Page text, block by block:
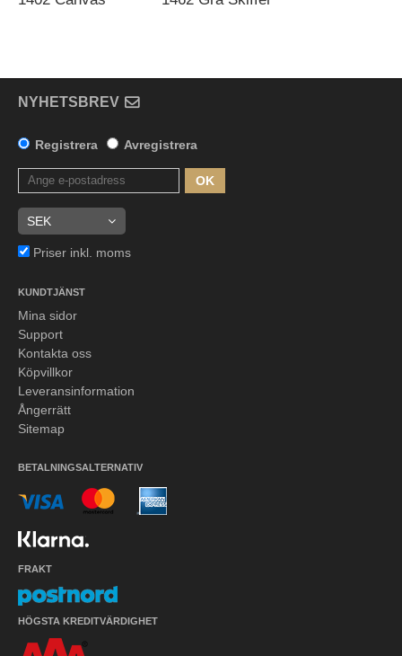
NYHETSBREV
Registrera Avregistrera
OK
Priser inkl. moms
KUNDTJÄNST
Mina sidor
Support
Kontakta oss
Köpvillkor
Leveransinformation
Ångerrätt
Sitemap
BETALNINGSALTERNATIV
FRAKT
HÖGSTA KREDITVÄRDIGHET